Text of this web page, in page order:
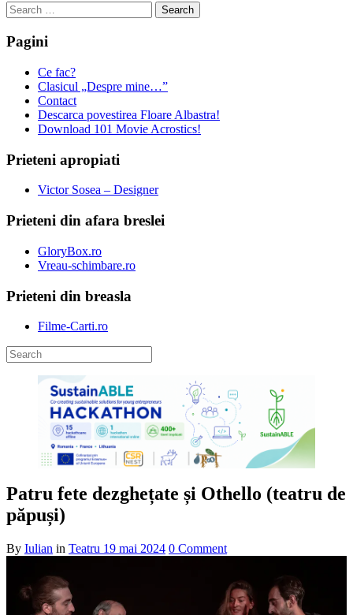
Search
for:
Pagini
Ce fac?
Clasicul „Despre mine…”
Contact
Descarca povestirea Floare Albastra!
Download 101 Movie Acrostics!
Prieteni apropiati
Victor Sosea – Designer
Prieteni din afara breslei
GloryBox.ro
Vreau-schimbare.ro
Prieteni din breasla
Filme-Carti.ro
Patru fete dezghețate și Othello (teatru de
păpuși)
By Iulian in Teatru 19 mai 2024 0 Comment